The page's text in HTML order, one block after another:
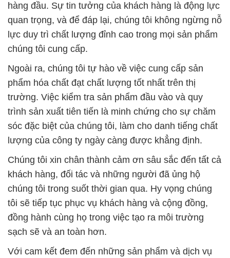
hàng đầu. Sự tin tưởng của khách hàng là động lực
quan trọng, và để đáp lại, chúng tôi không ngừng nỗ
lực duy trì chất lượng đỉnh cao trong mọi sản phẩm
chúng tôi cung cấp.
Ngoài ra, chúng tôi tự hào về việc cung cấp sản
phẩm hóa chất đạt chất lượng tốt nhất trên thị
trường. Việc kiểm tra sản phẩm đầu vào và quy
trình sản xuất tiên tiến là minh chứng cho sự chăm
sóc đặc biệt của chúng tôi, làm cho danh tiếng chất
lượng của công ty ngày càng được khẳng định.
Chúng tôi xin chân thành cảm ơn sâu sắc đến tất cả
khách hàng, đối tác và những người đã ủng hộ
chúng tôi trong suốt thời gian qua. Hy vọng chúng
tôi sẽ tiếp tục phục vụ khách hàng và cộng đồng,
đồng hành cùng họ trong việc tạo ra môi trường
sạch sẽ và an toàn hơn.
Với cam kết đem đến những sản phẩm và dịch vụ